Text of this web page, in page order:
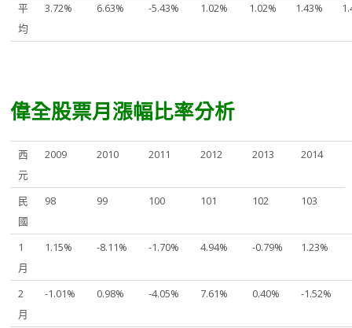
平
均
3.72% 6.63% -5.43% 1.02% 1.02% 1.43%
偉全股票月漲幅比率分析
西
元
2009 2010 2011 2012 2013 2014
民
國
98 99 100 101 102 103
1
月
1.15% -8.11% -1.70% 4.94% -0.79% 1.23%
2
月
-1.01% 0.98% -4.05% 7.61% 0.40% -1.52%